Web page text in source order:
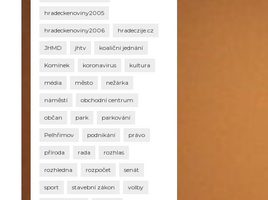
hradeckenoviny2005
hradeckenoviny2006 hradeczije.cz
JHMD jhtv koaliční jednání
Komínek koronavirus kultura
média město nežárka
náměstí obchodní centrum
občan park parkování
Pelhřimov podnikání právo
příroda rada rozhlas
rozhledna rozpočet senát
sport stavební zákon volby